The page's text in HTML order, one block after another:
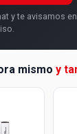
y te avisamos
mismoy